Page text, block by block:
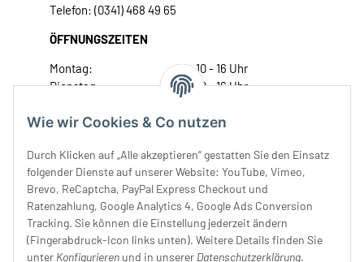
Wie wir Cookies & Co nutzen
Durch Klicken auf „Alle akzeptieren“ gestatten Sie den Einsatz
folgender Dienste auf unserer Website: YouTube, Vimeo,
Brevo, ReCaptcha, PayPal Express Checkout und
Ratenzahlung, Google Analytics 4, Google Ads Conversion
Tracking. Sie können die Einstellung jederzeit ändern
(Fingerabdruck-Icon links unten). Weitere Details finden Sie
unter Konfigurieren und in unserer Datenschutzerklärung.
Telefon: (0341) 468 49 65
ÖFFNUNGSZEITEN
Montag:
10 - 16 Uhr
Dienstag:
10 - 16 Uhr
Donnerstag:
10 - 18 Uhr
Samstag:
10 - 14 Uhr
Unser Service
Rechtliches